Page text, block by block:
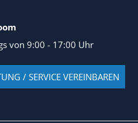
von 9:00 - 17:00 Uhr
/ SERVICE VEREINBAREN